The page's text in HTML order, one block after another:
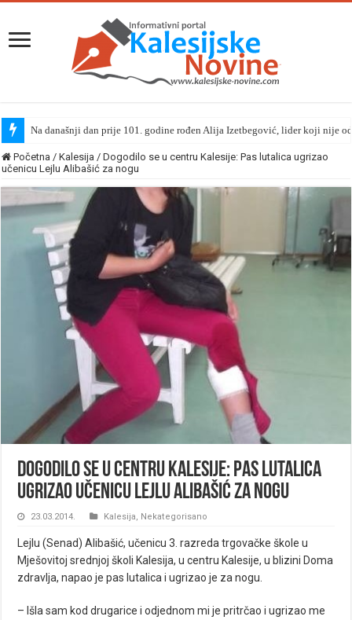
Na današnji dan prije 101. godine rođen Alija Izetbegović, lider koji nije
Početna / Kalesija / Dogodilo se u centru Kalesije: Pas lutalica ugrizao
učenicu Lejlu Alibašić za nogu
Dogodilo se u centru Kalesije: Pas lutalica
ugrizao učenicu Lejlu Alibašić za nogu
23.03.2014. Kalesija, Nekategorisano
Lejlu (Senad) Alibašić, učenicu 3. razreda trgovačke škole u
Mješovitoj srednjoj školi Kalesija, u centru Kalesije, u blizini Doma
zdravlja, napao je pas lutalica i ugrizao je za nogu.
– Išla sam kod drugarice i odjednom mi je pritrčao i ugrizao me